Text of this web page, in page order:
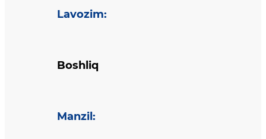
Lavozim:
Boshliq
Manzil :